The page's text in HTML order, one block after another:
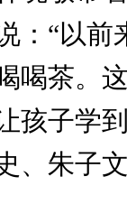
：“以前
喝茶。
孩子学
、朱子